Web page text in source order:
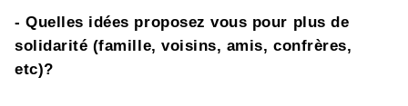
- Quelles idées proposez vous pour plus de
solidarité (famille, voisins, amis, confrères,
etc)?